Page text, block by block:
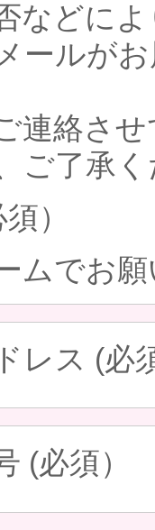
などに
ールが
連絡さ
ご了承
）
ムでお願
レス (必
(必須）